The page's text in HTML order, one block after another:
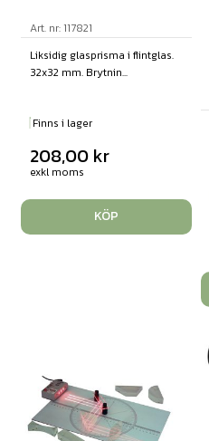
Art. nr: 117821
Liksidig glasprisma i flintglas.
32x32 mm. Brytnin...
Finns i lager
208,00 kr
exkl moms
KÖP